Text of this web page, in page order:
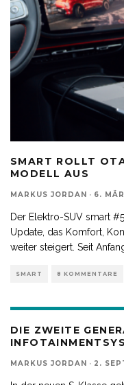
SMART ROLLT
MODELL AUS
MARKUS JORDAN · 6.
Der Elektro-SUV smart
Update, das Komfort,
weiter steigert. Seit
SMART 8 KOMMENTARE
DIE ZWEITE
MARKUS JORDAN · 2.